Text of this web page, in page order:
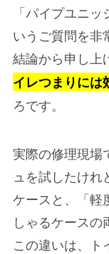
「パイプユニ
いうご質問を非
結論から申し上
イレつまりには
ろです。
実際の修理現場
ュを試したけ
ケースと、「軽
しゃるケースの
この違いは、ト